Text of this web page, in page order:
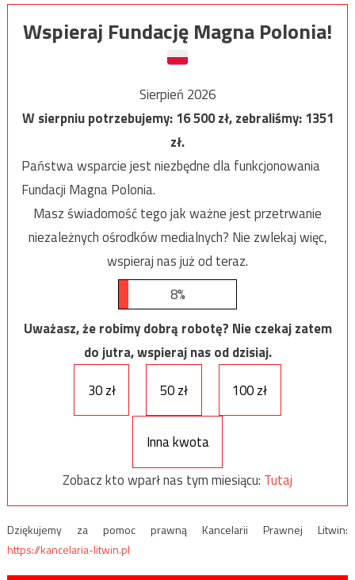
Wspieraj Fundację Magna Polonia!
Sierpień 2026
W sierpniu potrzebujemy:16 500zł, zebraliśmy:1351
zł.
Państwa wsparcie jest niezbędne dla funkcjonowania
Fundacji Magna Polonia.
Masz świadomość tego jak ważne jest przetrwanie
niezależnych ośrodków medialnych? Nie zwlekaj więc,
wspieraj nas już od teraz.
8%
Uważasz, że robimy dobrą robotę? Nie czekaj zatem
do jutra, wspieraj nas od dzisiaj.
30 zł
50 zł 100 zł
Inna kwota
Zobacz kto wparł nas tym miesiącu: Tutaj
Dziękujemy za pomoc prawną Kancelarii Prawnej Litwin:
https://kancelaria-litwin.pl